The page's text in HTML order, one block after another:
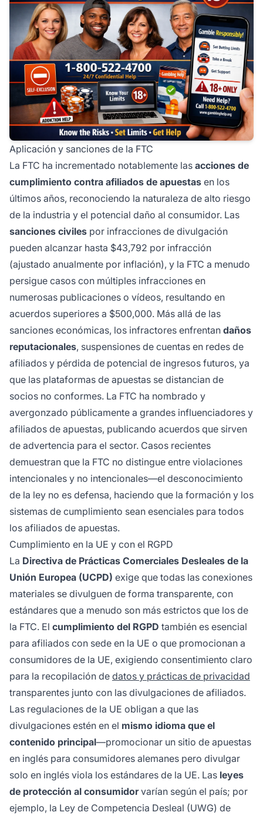
Aplicación y sanciones de la FTC
La FTC ha incrementado notablemente las acciones de
cumplimiento contra afiliados de apuestas en los
últimos años, reconociendo la naturaleza de alto riesgo
de la industria y el potencial daño al consumidor. Las
sanciones civiles por infracciones de divulgación
pueden alcanzar hasta $43,792 por infracción
(ajustado anualmente por inflación), y la FTC a menudo
persigue casos con múltiples infracciones en
numerosas publicaciones o vídeos, resultando en
acuerdos superiores a $500,000. Más allá de las
sanciones económicas, los infractores enfrentan daños
reputacionales, suspensiones de cuentas en redes de
afiliados y pérdida de potencial de ingresos futuros, ya
que las plataformas de apuestas se distancian de
socios no conformes. La FTC ha nombrado y
avergonzado públicamente a grandes influenciadores y
afiliados de apuestas, publicando acuerdos que sirven
de advertencia para el sector. Casos recientes
demuestran que la FTC no distingue entre violaciones
intencionales y no intencionales—el desconocimiento
de la ley no es defensa, haciendo que la formación y los
sistemas de cumplimiento sean esenciales para todos
los afiliados de apuestas.
Cumplimiento en la UE y con el RGPD
La Directiva de Prácticas Comerciales Desleales de la
Unión Europea (UCPD) exige que todas las conexiones
materiales se divulguen de forma transparente, con
estándares que a menudo son más estrictos que los de
la FTC. El cumplimiento del RGPD también es esencial
para afiliados con sede en la UE o que promocionan a
consumidores de la UE, exigiendo consentimiento claro
para la recopilación de datos y prácticas de privacidad
transparentes junto con las divulgaciones de afiliados.
Las regulaciones de la UE obligan a que las
divulgaciones estén en el mismo idioma que el
contenido principal—promocionar un sitio de apuestas
en inglés para consumidores alemanes pero divulgar
solo en inglés viola los estándares de la UE. Las leyes
de protección al consumidorvarían según el país; por
ejemplo, la Ley de Competencia Desleal (UWG) de